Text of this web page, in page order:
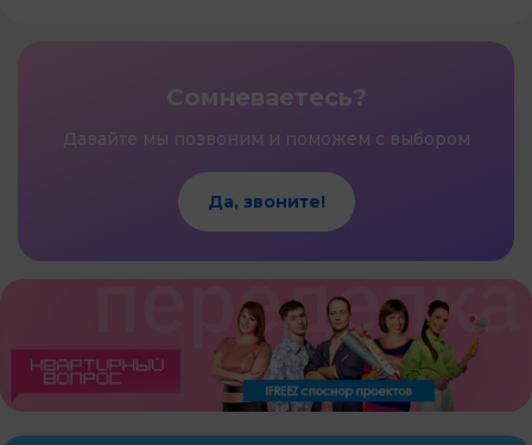
Сомневаетесь?
Давайте мы позвоним и поможем с выбором
Да, звоните!